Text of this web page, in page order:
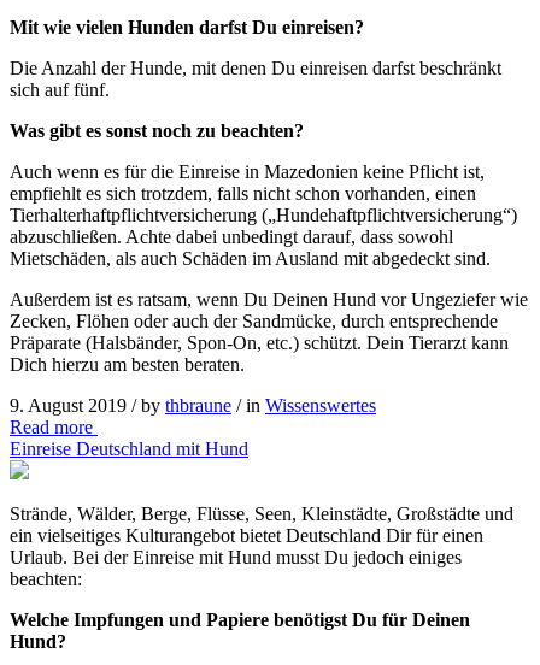
Mit wie vielen Hunden darfst Du einreisen?
Die Anzahl der Hunde, mit denen Du einreisen darfst beschränkt
sich auf fünf.
Was gibt es sonst noch zu beachten?
Auch wenn es für die Einreise in Mazedonien keine Pflicht ist,
empfiehlt es sich trotzdem, falls nicht schon vorhanden, einen
Tierhalterhaftpflichtversicherung („Hundehaftpflichtversicherung“)
abzuschließen. Achte dabei unbedingt darauf, dass sowohl
Mietschäden, als auch Schäden im Ausland mit abgedeckt sind.
Außerdem ist es ratsam, wenn Du Deinen Hund vor Ungeziefer wie
Zecken, Flöhen oder auch der Sandmücke, durch entsprechende
Präparate (Halsbänder, Spon-On, etc.) schützt. Dein Tierarzt kann
Dich hierzu am besten beraten.
9. August 2019 /by thbraune / in Wissenswertes
Read more
Einreise Deutschland mit Hund
Strände, Wälder, Berge, Flüsse, Seen, Kleinstädte, Großstädte und
ein vielseitiges Kulturangebot bietet Deutschland Dir für einen
Urlaub. Bei der Einreise mit Hund musst Du jedoch einiges
beachten:
Welche Impfungen und Papiere benötigst Du für Deinen
Hund?